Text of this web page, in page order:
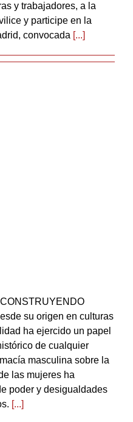
y trabajadores, a la
y participe en la
convocada [...]
su origen en culturas
ha ejercido un papel
de cualquier
masculina sobre la
las mujeres ha
poder y desigualdades
[...]